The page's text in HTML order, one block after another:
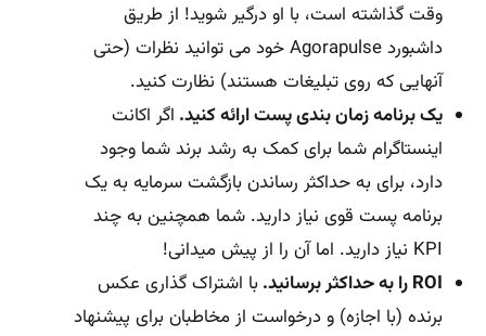
وقت گذاشته است، با او درگیر شوید! از طریق
داشبورد Agorapulse خود می توانید نظرات (حتی
آنهایی که روی تبلیغات هستند) نظارت کنید.
یک برنامه زمان بندی پست ارائه کنید. اگر اکانت
اینستاگرام شما برای کمک به رشد برند شما وجود
دارد، برای به حداکثر رساندن بازگشت سرمایه به یک
برنامه پست قوی نیاز دارید. شما همچنین به چند
KPI نیاز دارید. اما آن را از پیش میدانی!
ROI را به حداکثر برسانید.
با اشتراک گذاری عکس
برنده (با اجازه) و درخواست از مخاطبان برای پیشنهاد